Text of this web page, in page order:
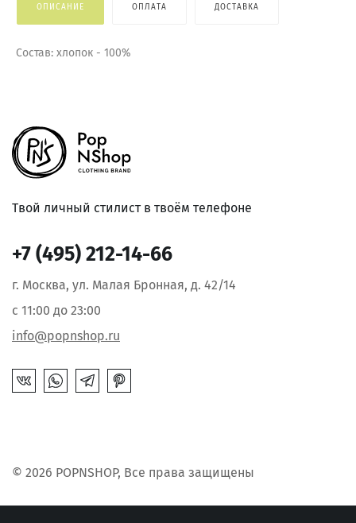
ОПИСАНИЕ ОПЛАТА ДОСТАВКА
Состав: хлопок - 100%
Твой личный стилист в твоём телефоне
© 2026 POPNSHOP, Все права защищены
+7 (495) 212-14-66
г. Москва, ул. Малая Бронная, д. 42/14
с 11:00 до 23:00
info@popnshop.ru